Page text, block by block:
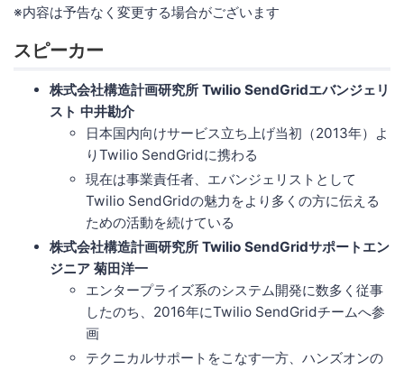
※内容は予告なく変更する場合がございます
スピーカー
株式会社構造計画研究所 Twilio SendGridエバンジェリ
スト 中井勘介
日本国内向けサービス立ち上げ当初（2013年）よ
りTwilio SendGridに携わる
現在は事業責任者、エバンジェリストとして
Twilio SendGridの魅力をより多くの方に伝える
ための活動を続けている
株式会社構造計画研究所 Twilio SendGridサポートエン
ジニア 菊田洋一
エンタープライズ系のシステム開発に数多く従事
したのち、2016年にTwilio SendGridチームへ参
画
テクニカルサポートをこなす一方、ハンズオンの